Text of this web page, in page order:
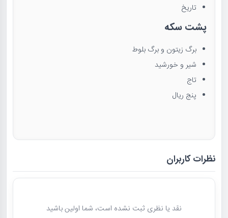
تاریخ
پشت سکه
برگ زیتون و برگ بلوط
شیر و خورشید
تاج
پنج ریال
نظرات کاربران
نقد یا نظری ثبت نشده است، شما اولین باشید